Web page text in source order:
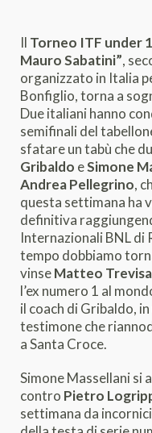
Il Torneo ITF under
Mauro Sabatini”,
organizzato in Italia
Bonfiglio, torna a
Due italiani hanno
semifinali del
sfatare un tabù che
Gribaldo eSimone
Andrea Pellegrino,
questa settimana ha
definitiva
Internazionali BNL di
tempo dobbiamo
vinseMatteo
l’ex numero 1 al
il coach di Gribaldo,
testimone che
a Santa Croce.
Simone Massellani si
contro Pietro
settimana da